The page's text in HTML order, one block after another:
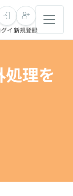
グイン新規登録
理を